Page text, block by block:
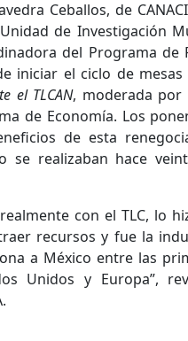
Ceballos, de
de Investigación
del Programa de
iniciar el ciclo de
el TLCAN, moderada por
de Economía. Los
de esta
se realizaban hace
con el TLC, lo
recursos y fue la
a México entre las
Unidos y Europa”,